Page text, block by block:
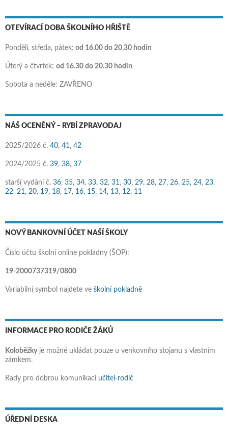
OTEVÍRACÍ DOBA ŠKOLNÍHO HŘIŠTĚ
Pondělí, středa, pátek: od 16.00 do 20.30 hodin
Úterý a čtvrtek: od 16.30 do 20.30 hodin
Sobota a neděle: ZAVŘENO
NÁŠ OCENĚNÝ – RYBÍ ZPRAVODAJ
2025/2026 č. 40, 41, 42
2024/2025 č. 39, 38, 37
starší vydání č. 36, 35, 34, 33, 32, 31, 30, 29, 28, 27, 26, 25, 24, 23,
22, 21, 20, 19, 18, 17, 16, 15, 14, 13, 12, 11
NOVÝ BANKOVNÍ ÚČET NAŠÍ ŠKOLY
Číslo účtu školní online pokladny (ŠOP):
19-2000737319/0800
Variabilní symbol najdete ve školní pokladně
INFORMACE PRO RODIČE ŽÁKŮ
Koloběžkyje možné ukládat pouze u venkovního stojanu s vlastním
zámkem.
Rady pro dobrou komunikaci učitel-rodič
ÚŘEDNÍ DESKA